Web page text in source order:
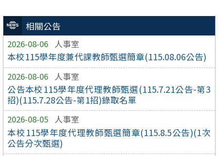
相關公告
2026-08-06 人事室
本校115學年度兼代課教師甄選簡章(115.08.06公告)
2026-08-06 人事室
公告本校115學年度代理教師甄選(115.7.21公告-第3
招)(115.7.28公告-第1招)錄取名單
2026-08-05 人事室
本校115學年度代理教師甄選簡章(115.8.5公告)(1次
公告分次甄選)